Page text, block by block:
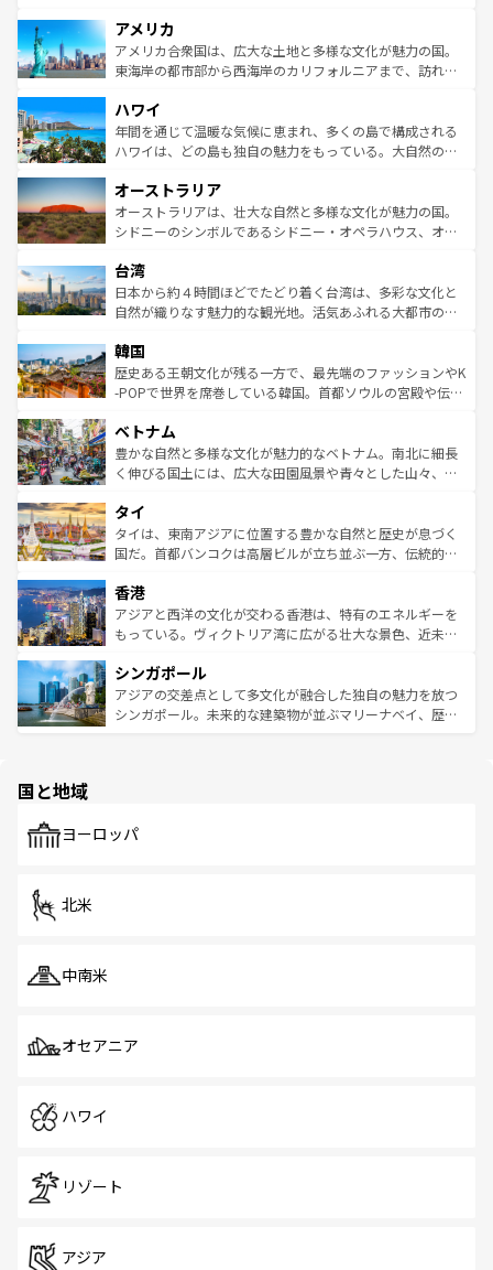
ンツ一覧を参照してほしい。
の建物がそのまま残る町や、スイスならではのユニークな
博物館もあり、アルプス観光だけでなく町歩きも満喫する
ことができる。国民の所得が高いため物価も高いが、旅行
ば市内交通費無料で観光を楽しむこともできる。 なお、新
着のスイス情報はコンテンツ一覧 を参照してほしい。
アメリカ
アメリカ合衆国は、広大な土地と多様な文化が魅力の国。
東海岸の都市部から西海岸のカリフォルニアまで、訪れる
のような巨大都市は、観光、ショッピング、エンターテイ
ンメントが詰まった刺激的なスポットだ。一方、アメリカ
西部には大自然が広がり、グランドキャニオンやイエロー
部のニューオーリンズでは、音楽と美食が融合した独特の
文化が魅力。旅行者はアメリカの各地域で異なる魅力を楽
しみながら、その多様性と豊かな歴史を感じることができ
ならではの贅沢な旅のスタイルだ。 なお、新着のアメリカ
情報はコンテンツ一覧を参照してほしい。
ハワイ
年間を通じて温暖な気候に恵まれ、多くの島で構成される
ハワイは、どの島も独自の魅力をもっている。大自然の神
ワイ島は見逃せない。また、定番の観光地といえばオアフ
島だが、静かな自然を求めるならマウイ島やカウアイ島が
おすすめ。エメラルドグリーンに輝く海をはじめ、豊かな
れるおもてなしの心で訪れる人々を迎えてくれるハワイの
人々、おいしいローカルフードやハワイアンミュージッ
ク、伝統的なフラダンスなど、すべてがハワイの魅力を彩
ワイを、存分に味わってほしい。 なお、新着のハワイ情報
はコンテンツ一覧を参照してほしい。
オーストラリア
オーストラリアは、壮大な自然と多様な文化が魅力の国。
シドニーのシンボルであるシドニー・オペラハウス、オー
リアリーフや大陸中央部にそびえるウルル（エアーズロッ
ク）、タスマニアの美しい原生林やケアンズの熱帯雨林な
ど、見どころがたくさん。また、カフェやワイン、オージ
いる。アクティビティも充実しており、サーフィンやダイ
ビング、ハイキングなど、アウトドア好きにはたまらな
い。オーストラリアの多彩な魅力を存分に味わいつくそ
参照してほしい。
台湾
日本から約４時間ほどでたどり着く台湾は、多彩な文化と
自然が織りなす魅力的な観光地。活気あふれる大都市の台
ン）、静ひつな山岳地帯である台湾東部など、都市の喧騒
と山間の静けさが共存しており、訪れる人に新しい発見と
驚きをもたらしてくれる。また、奥深い台湾の食文化も魅
容にもいいと評判のスイーツなど、バラエティ豊かな料理
が味わえる。 なお、新着の台湾情報は コンテンツ一覧を参
照してほしい。
韓国
歴史ある王朝文化が残る一方で、最先端のファッションやK
-POPで世界を席巻している韓国。首都ソウルの宮殿や伝統
き、地方に足を延ばせば四季折々の自然美を楽しむことが
できる。そして、キムチや焼肉、絶品のストリートフード
まで、さまざまな韓国料理が待っている。夜には、韓国な
リティに包まれながら、韓国の多彩な魅力を心ゆくまで味
わってみてほしい。 なお、新着の韓国情報はコンテンツ一
覧を参照してほしい。
ベトナム
豊かな自然と多様な文化が魅力的なベトナム。南北に細長
く伸びる国土には、広大な田園風景や青々とした山々、世
急速な発展と共に伝統が息づく。ハノイの古い町並みやホ
ーチミン市のフランス統治時代の建物も、独特の雰囲気を
醸し出している。また、バラエティの豊かさとおいしさで
とつ。フォーやバインミー、ベトナムコーヒーなどは、ぜ
ひ現地で味わいたい。どの地域を訪れてもあたたかい人々
が旅行者を迎えてくれるので、きっと忘れられない旅にな
参照してほしい。
タイ
タイは、東南アジアに位置する豊かな自然と歴史が息づく
国だ。首都バンコクは高層ビルが立ち並ぶ一方、伝統的な
の活気が交差している。北部ではチェンマイなどの山岳地
帯で自然と触れ合い、南部ではプーケットやクラビの美し
いビーチでリゾート気分を楽しむことができる。タイ料理
激する。気候は一年中温暖で、どの季節にも異なる楽しみ
が待っている。親しみやすいタイの人々、仏教を中心とし
た文化、そして多様な観光資源が、訪れる旅人を魅了し続
香港
アジアと西洋の文化が交わる香港は、特有のエネルギーを
もっている。ヴィクトリア湾に広がる壮大な景色、近未来
み、どこを訪れても感動するはず。観光スポットが密集し
ており、効率よく見どころを回れるのも魅力。息をのむよ
うな絶景から文化的な体験まで、香港を存分に楽しみ尽く
シンガポール
アジアの交差点として多文化が融合した独自の魅力を放つ
シンガポール。未来的な建築物が並ぶマリーナベイ、歴史
で、ホーカーズは地元の風情を楽しめる外せないスポット
国と地域
ヨーロッパ
北米
中南米
オセアニア
ハワイ
リゾート
アジア